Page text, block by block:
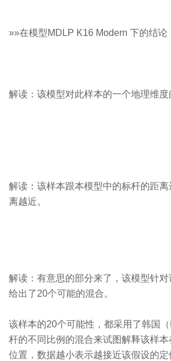
»»在模型MDLP K16 Modern 下的结论
解读：该模型对此样本的一个地理维度
解读：该样本跟本模型中的标杆的距
离越近。
解读：有意思的部分来了，该模型针对
给出了20个可能的混合。
该样本的20个可能性，都采用了韩国
杆的不同比例的混合来试图解释该样
位置，数据越小表示越接近该假设的定